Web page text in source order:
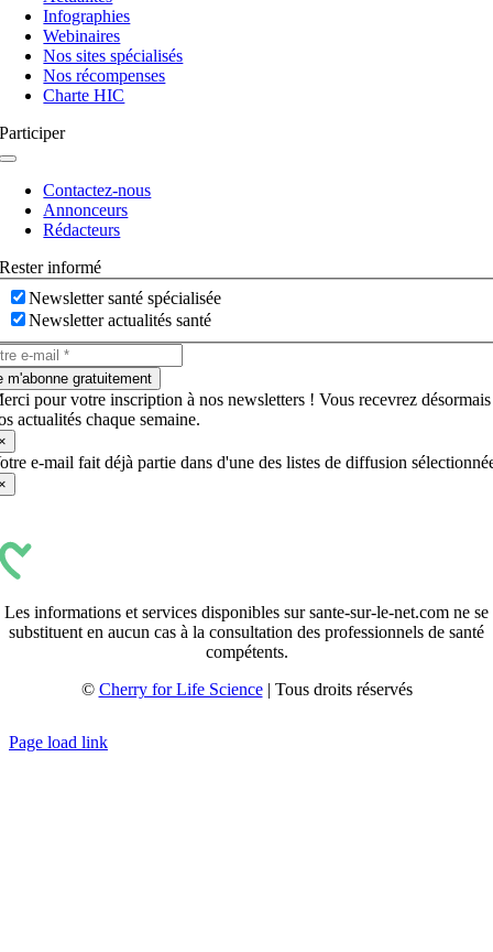
bascule
Infographies
Webinaires
Nos sites spécialisés
Nos récompenses
Charte HIC
Participer
Navigation
basculeContactez-nous
Annonceurs
Rédacteurs
Rester informé
Newsletter santé spécialisée
Newsletter actualités santé
m'abonne gratuitement
pour votre inscription à nos newsletters ! Vous recevrez désormais
actualités chaque semaine.
e-mail fait déjà partie dans d'une des listes de diffusion
Les informations et services disponibles sur sante-sur-le-net.com ne se
substituent en aucun cas à la consultation des professionnels de santé
compétents.
© Cherry for Life Science| Tous droits réservés
Page load link